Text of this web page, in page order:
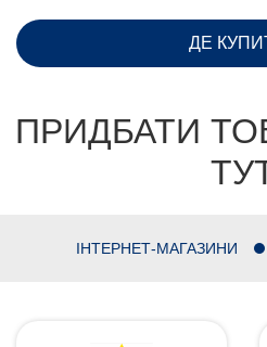
ДЕ
ПРИДБАТИ
ІНТЕРНЕТ-МАГАЗИНИ